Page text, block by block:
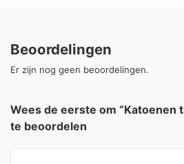
Beoordelingen
Er zijn nog geen beoordelingen.
Wees de eerste om “Katoenen
te beoordelen